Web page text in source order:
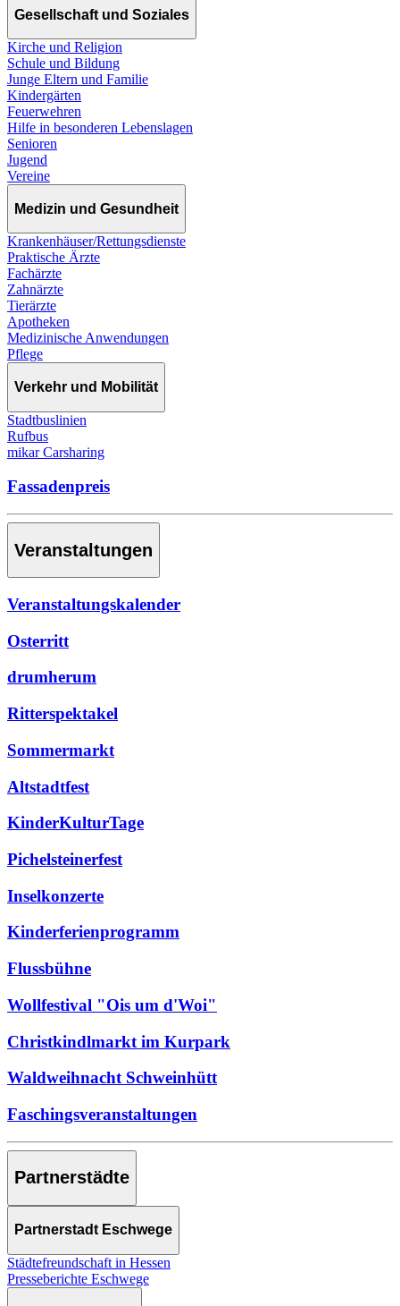
Gesellschaft und Soziales
Kirche und Religion
Schule und Bildung
Junge Eltern und Familie
Kindergärten
Feuerwehren
Hilfe in besonderen Lebenslagen
Senioren
Jugend
Vereine
Medizin und Gesundheit
Krankenhäuser/Rettungsdienste
Praktische Ärzte
Fachärzte
Zahnärzte
Tierärzte
Apotheken
Medizinische Anwendungen
Pflege
Verkehr und Mobilität
Stadtbuslinien
Rufbus
mikar Carsharing
Fassadenpreis
Veranstaltungen
Veranstaltungskalender
Osterritt
drumherum
Ritterspektakel
Sommermarkt
Altstadtfest
KinderKulturTage
Pichelsteinerfest
Inselkonzerte
Kinderferienprogramm
Flussbühne
Wollfestival "Ois um d'Woi"
Christkindlmarkt im Kurpark
Waldweihnacht Schweinhütt
Faschingsveranstaltungen
Partnerstädte
Partnerstadt Eschwege
Städtefreundschaft in Hessen
Presseberichte Eschwege